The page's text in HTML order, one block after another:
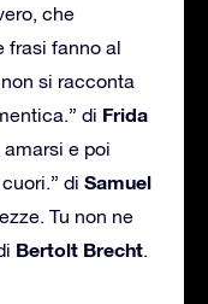
che
frasi fanno al
si racconta
di Frida
e poi
di Samuel
Tu non ne
Bertolt Brecht.